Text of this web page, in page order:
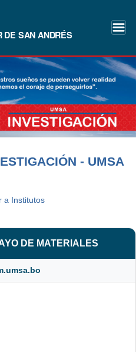
DE SAN ANDRÉS
- UMSA
a Institutos
DE MATERIALES